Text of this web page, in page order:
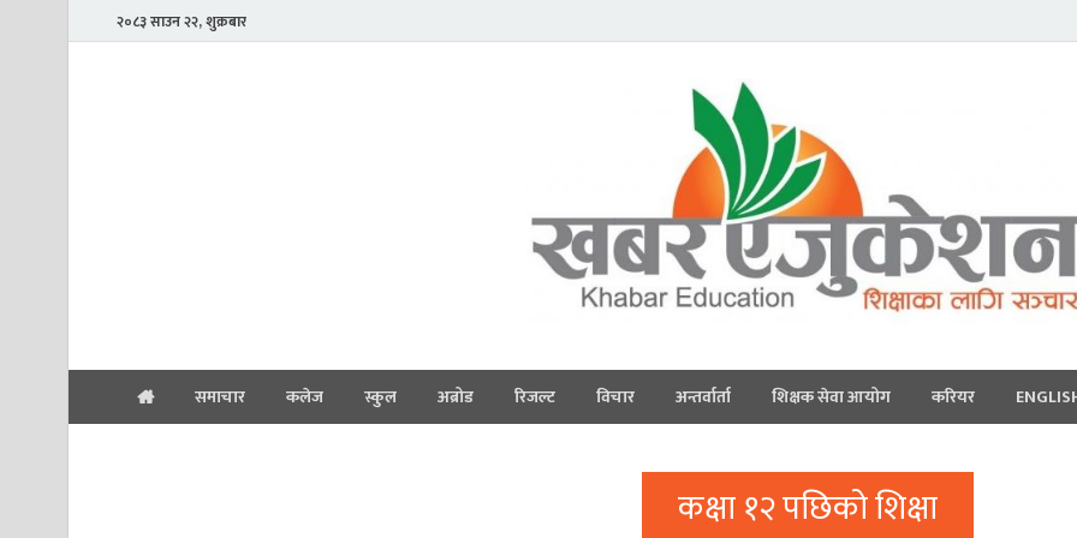
२०८३ साउन २२, शुक्रबार
समाचार कलेज स्कुल अब्रोड रिजल्ट विचार अन्तर्वार्ता शिक्षक सेवा आयोग करियर
कक्षा १२ पछिको शिक्षा